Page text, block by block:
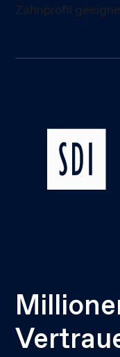
Zahnprofil